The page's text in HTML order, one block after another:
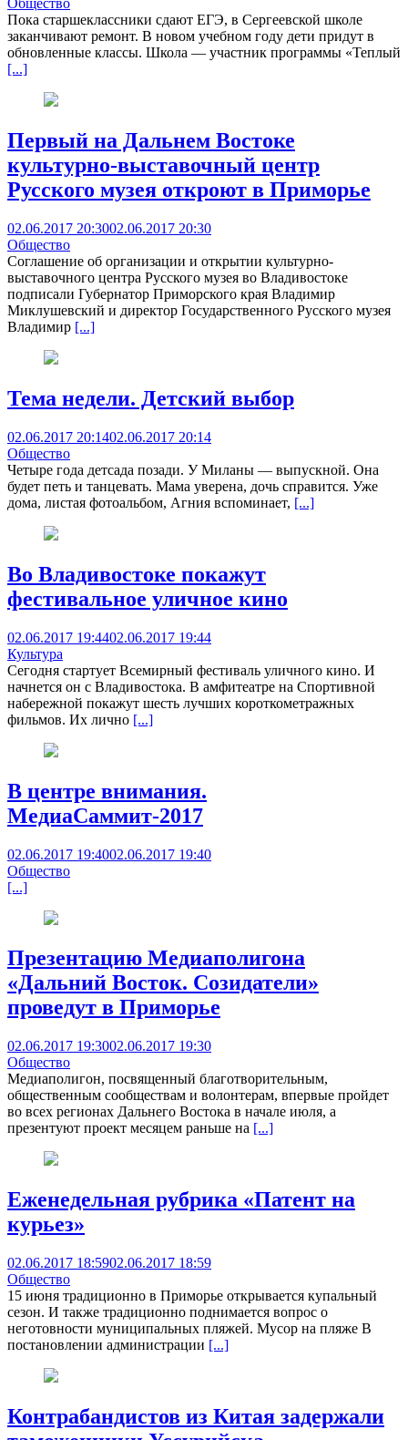
Общество
Пока старшеклассники сдают ЕГЭ, в Сергеевской школе
заканчивают ремонт. В новом учебном году дети придут в
обновленные классы. Школа — участник программы «Теплый
[...]
Первый на Дальнем Востоке
культурно-выставочный центр
Русского музея откроют в Приморье
02.06.2017 20:3002.06.2017 20:30
Общество
Соглашение об организации и открытии культурно-
выставочного центра Русского музея во Владивостоке
подписали Губернатор Приморского края Владимир
Миклушевский и директор Государственного Русского музея
Владимир [...]
Тема недели. Детский выбор
02.06.2017 20:1402.06.2017 20:14
Общество
Четыре года детсада позади. У Миланы — выпускной. Она
будет петь и танцевать. Мама уверена, дочь справится. Уже
дома, листая фотоальбом, Агния вспоминает, [...]
Во Владивостоке покажут
фестивальное уличное кино
02.06.2017 19:4402.06.2017 19:44
Культура
Сегодня стартует Всемирный фестиваль уличного кино. И
начнется он с Владивостока. В амфитеатре на Спортивной
набережной покажут шесть лучших короткометражных
фильмов. Их лично [...]
В центре внимания.
МедиаСаммит-2017
02.06.2017 19:4002.06.2017 19:40
Общество
[...]
Презентацию Медиаполигона
«Дальний Восток. Созидатели»
проведут в Приморье
02.06.2017 19:3002.06.2017 19:30
Общество
Медиаполигон, посвященный благотворительным,
общественным сообществам и волонтерам, впервые пройдет
во всех регионах Дальнего Востока в начале июля, а
презентуют проект месяцем раньше на [...]
Еженедельная рубрика «Патент на
курьез»
02.06.2017 18:5902.06.2017 18:59
Общество
15 июня традиционно в Приморье открывается купальный
сезон. И также традиционно поднимается вопрос о
неготовности муниципальных пляжей. Мусор на пляже В
постановлении администрации [...]
Контрабандистов из Китая задержали